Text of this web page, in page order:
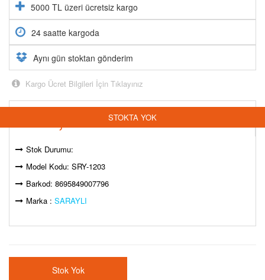
5000 TL üzeri ücretsiz kargo
24 saatte kargoda
Aynı gün stoktan gönderim
Kargo Ücret Bilgileri İçin Tıklayınız
Stok Durumu:
STOKTA YOK
Model Kodu: SRY-1203
Barkod: 8695849007796
Marka : SARAYLI
Stok Yok